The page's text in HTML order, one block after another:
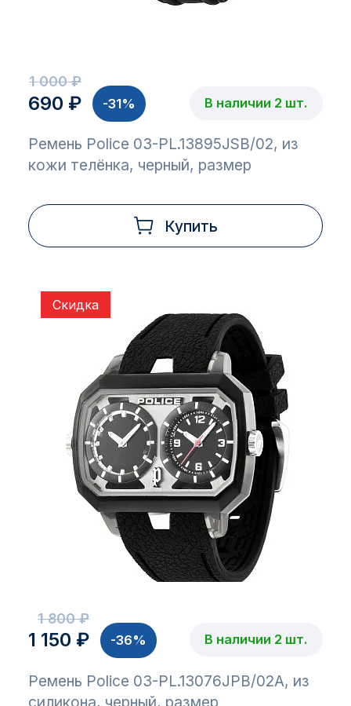
690 ₽
1 000 ₽
-31% В наличии 2 шт.
Ремень Police 03-PL.13895JSB/02, из
кожи телёнка, черный, размер
Купить
Скидка
1 150 ₽
1 800 ₽
-36% В наличии 2 шт.
Ремень Police 03-PL.13076JPB/02A, из
силикона, черный, размер